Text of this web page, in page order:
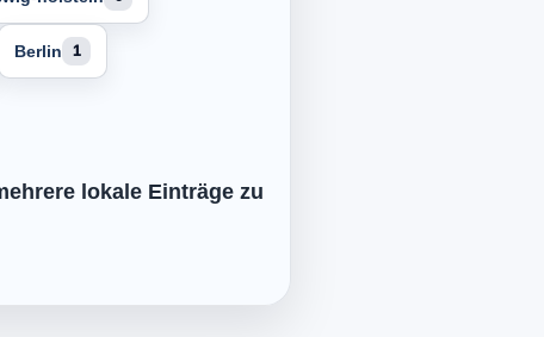
Berlin 1
lokale Einträge zu